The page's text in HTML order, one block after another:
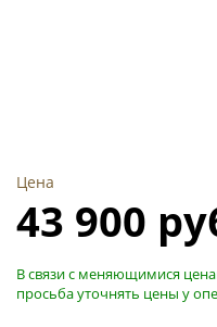
Цена
43 900
В связи с меняющимися
просьба уточнять цены у